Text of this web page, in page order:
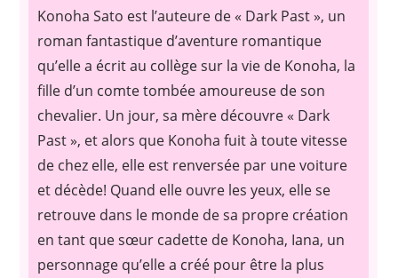
KonohaSato est l’auteure de « Dark Past », un
roman fantastique d’aventure romantique
qu’elle a écrit au collège sur la vie de Konoha, la
fille d’un comte tombée amoureuse de son
chevalier. Un jour, sa mère découvre « Dark
Past », et alors que Konoha fuit à toute vitesse
de chez elle, elle est renversée par une voiture
et décède! Quand elle ouvre les yeux, elle se
retrouve dans le monde de sa propre création
en tant que sœur cadette de Konoha, Iana, un
personnage qu’elle a créé pour être la plus